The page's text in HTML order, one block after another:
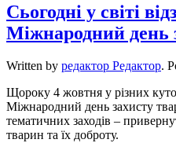
Сьогодні у світі
Міжнародний день
Written by редактор Редактор.
Щороку 4 жовтня у різних
Міжнародний день захисту
тематичних заходів –
тварин та їх доброту.